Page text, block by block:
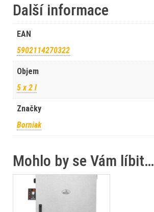
Další informace
EAN
5902114270322
Objem
5 x 2 l
Značky
Borniak
Mohlo by se Vám líbit…